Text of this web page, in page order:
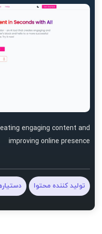
engaging content and
improving online presence
تولید کننده محتوا